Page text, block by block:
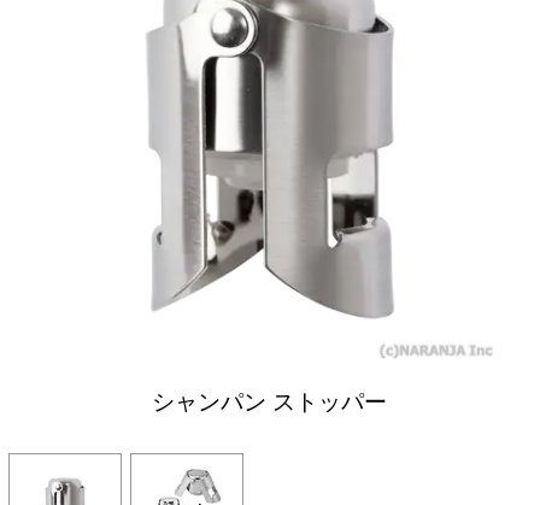
シャンパン ストッパー